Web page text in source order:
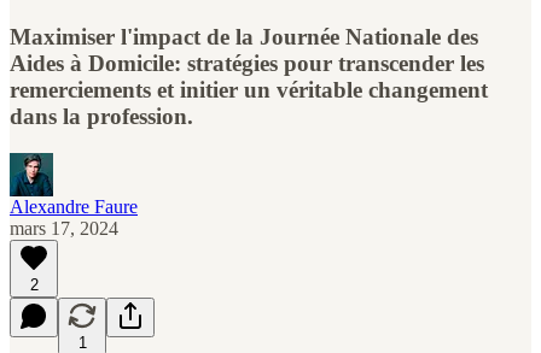
Maximiser l'impact de la Journée Nationale des
Aides à Domicile: stratégies pour transcender les
remerciements et initier un véritable changement
dans la profession.
Alexandre Faure
mars 17, 2024
2
1